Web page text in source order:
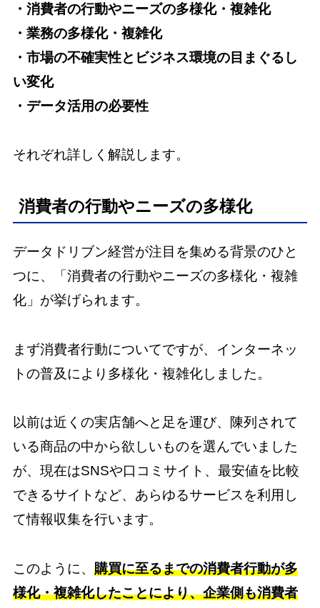
・消費者の行動やニーズの多様化・複雑化
・業務の多様化・複雑化
・市場の不確実性とビジネス環境の目まぐるし
い変化
・データ活用の必要性
それぞれ詳しく解説します。
消費者の行動やニーズの多様化
データドリブン経営が注目を集める背景のひと
つに、「消費者の行動やニーズの多様化・複雑
化」が挙げられます。
まず消費者行動についてですが、インターネッ
トの普及により多様化・複雑化しました。
以前は近くの実店舗へと足を運び、陳列されて
いる商品の中から欲しいものを選んでいました
が、現在はSNSや口コミサイト、最安値を比較
できるサイトなど、あらゆるサービスを利用し
て情報収集を行います。
このように、 購買に至るまでの消費者行動が多
様化・複雑化したことにより、企業側も消費者